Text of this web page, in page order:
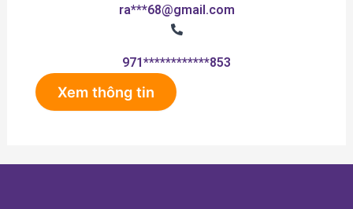
ra***68@gmail.com
971************853
Xem thông tin